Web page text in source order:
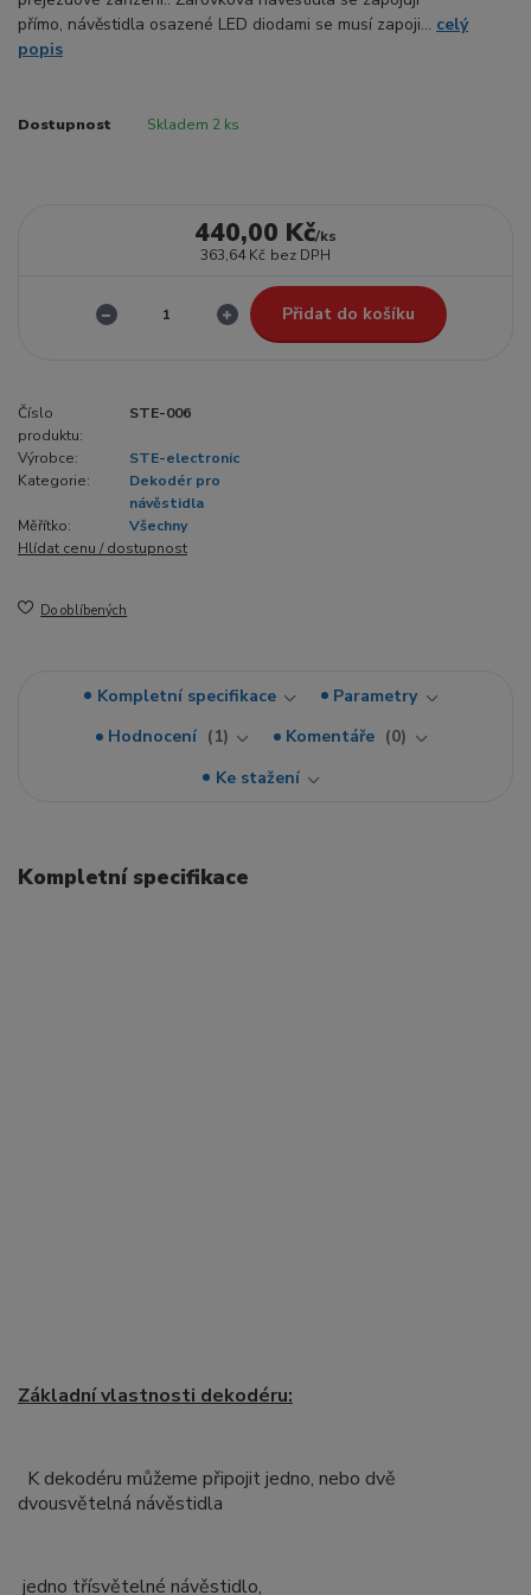
přímo, návěstidla osazené LED diodami se musí zapoji... celý
popis
Dostupnost Skladem 2 ks
440,00 Kč/ks
363,64 Kč bez DPH
Přidat do košíku
Číslo
produktu:
STE-006
Výrobce:
STE-electronic
Kategorie:
Dekodér pro
návěstidla
Měřítko:
Všechny
Hlídat cenu / dostupnost
Do oblíbených
Kompletní specifikace
Parametry
Hodnocení
1 Komentáře
0
Ke stažení
Kompletní specifikace
Základní vlastnosti dekodéru:
K dekodéru můžeme připojit jedno, nebo dvě
dvousvětelná návěstidla
jedno třísvětelné návěstidlo,